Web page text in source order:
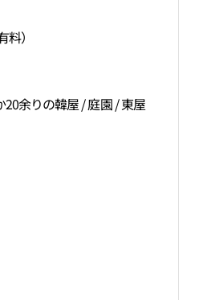
）
20余りの韓屋 / 庭園 / 東屋